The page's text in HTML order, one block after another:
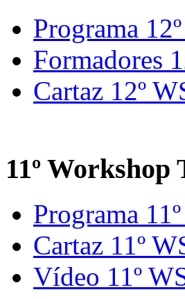
Programa
Formadores
Cartaz 12º
11º
Programa
Cartaz 11º
Vídeo 11º